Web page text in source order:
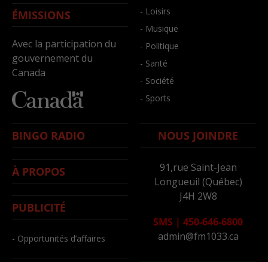
ÉMISSIONS
Avec la participation du
gouvernement du
Canada
- Loisirs
- Musique
- Politique
- Santé
- Société
- Sports
BINGO RADIO
À PROPOS
PUBLICITÉ
- Opportunités d’affaires
NOUS JOINDRE
91,rue Saint-Jean
Longueuil (Québec)
J4H 2W8
SMS | 450-646-6800
admin@fm1033.ca